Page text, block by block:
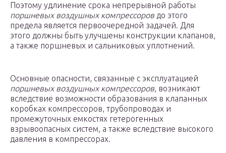
Поэтому удлинение срока непрерывной работы
поршневых воздушных компрессоров до этого
предела является первоочередной задачей. Для
этого должны быть улучшены конструкции клапанов,
а также поршневых и сальниковых уплотнений.
Основные опасности, связанные с эксплуатацией
поршневых воздушных компрессоров, возникают
вследствие возможности образования в клапанных
коробках компрессоров, трубопроводах и
промежуточных емкостях гетерогенных
взрывоопасных систем, а также вследствие высокого
давления в компрессорах.